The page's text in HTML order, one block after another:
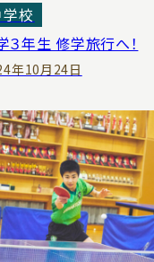
校
３年生 修学旅行へ！
年10月24日